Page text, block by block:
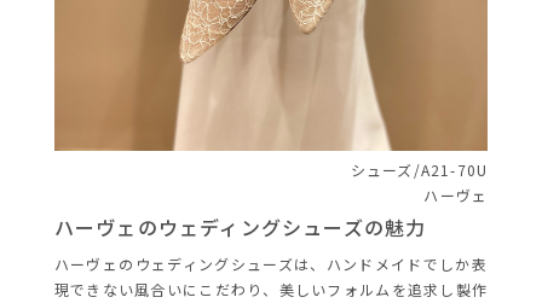
シューズ/A21-70U
ハーヴェ
ハーヴェのウェディングシューズの魅力
ハーヴ ェのウェディングシューズは、ハンドメイドでしか表
現できない風合いにこだわり、美しいフォルムを追求し製作